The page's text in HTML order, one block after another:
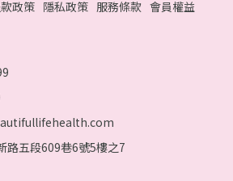
政策 隱私政策 服務條款 會員權益
路五段609巷6號5樓之7